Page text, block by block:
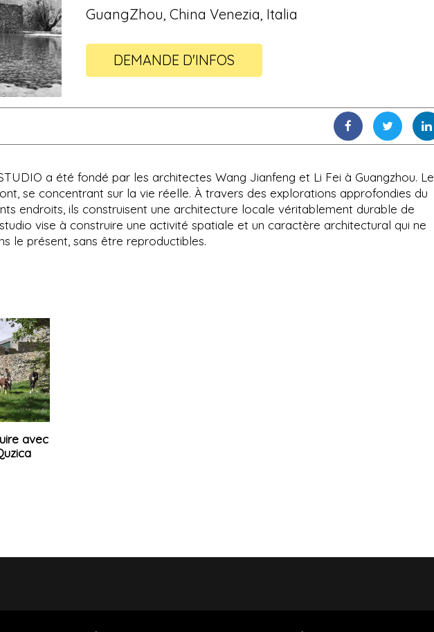
GuangZhou, China Venezia, Italia
DEMANDE D'INFOS
a été fondé par les architectes Wang Jianfeng et Li Fei à Guangzhou. Le
se concentrant sur la vie réelle. À travers des explorations approfondies du
endroits, ils construisent une architecture locale véritablement durable de
vise à construire une activité spatiale et un caractère architectural qui ne
le présent, sans être reproductibles.
avec